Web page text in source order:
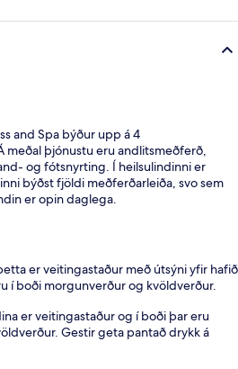
and Spa býður upp á 4
meðal þjónustu eru andlitsmeðferð,
og fótsnyrting. Í heilsulindinni er
býðst fjöldi meðferðarleiða, svo sem
er opin daglega.
er veitingastaður með útsýni yfir hafið
í boði morgunverður og kvöldverður.
er veitingastaður og í boði þar eru
Gestir geta pantað drykk á